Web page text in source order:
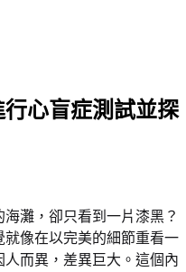
心盲症測試並探
灘，卻只看到一片漆黑？
像在以完美的細節重看一
而異，差異巨大。這個內